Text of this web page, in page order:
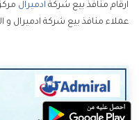
ارقام منافذ بيع شركة ادميرال
عملاء منافذ بيع شركة ادميرال